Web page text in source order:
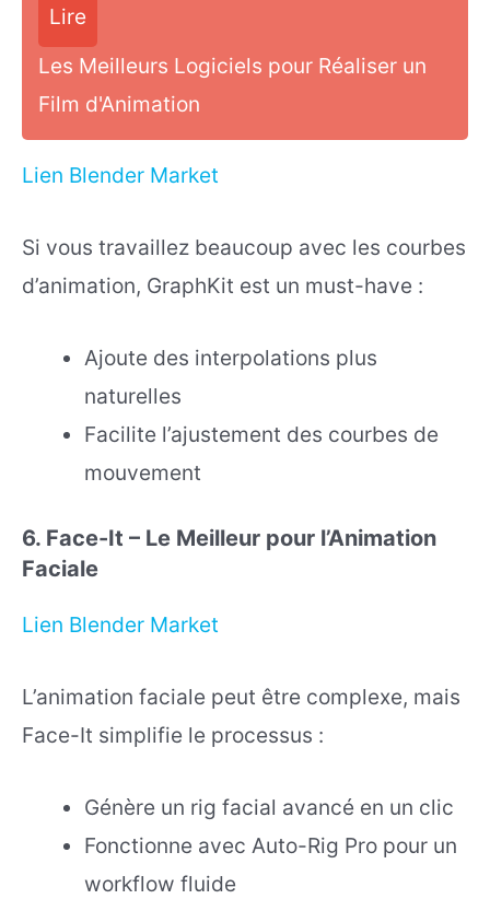
Lire
Les Meilleurs Logiciels pour Réaliser un
Film d'Animation
Lien Blender Market
Si vous travaillez beaucoup avec les courbes
d’animation, GraphKit est un must-have :
Ajoute des interpolations plus
naturelles
Facilite l’ajustement des courbes de
mouvement
6. Face-It – Le Meilleur pour l’Animation
Faciale
Lien Blender Market
L’animation faciale peut être complexe, mais
Face-It simplifie le processus :
Génère un rig facial avancé en un clic
Fonctionne avec Auto-Rig Pro pour un
workflow fluide